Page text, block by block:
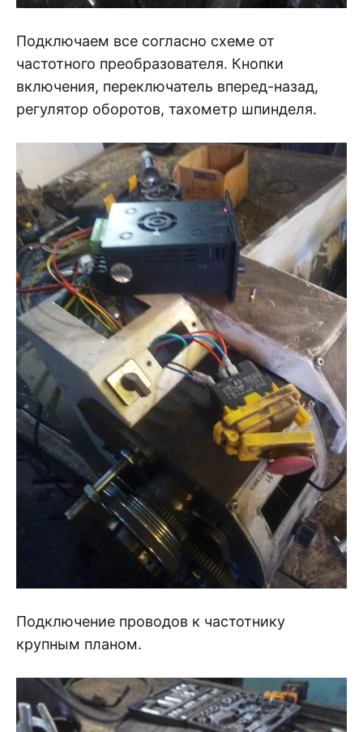
Подключаем все согласно схеме от
частотного преобразователя. Кнопки
включения, переключатель вперед-назад,
регулятор оборотов, тахометр шпинделя.
Подключение проводов к частотнику
крупным планом.